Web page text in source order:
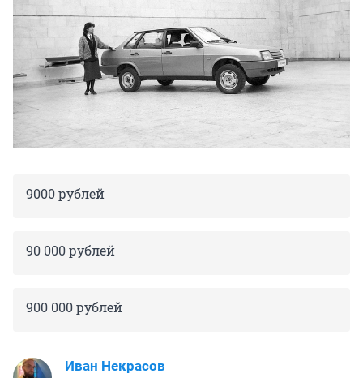
9000 рублей
90 000 рублей
900 000 рублей
Иван Некрасов